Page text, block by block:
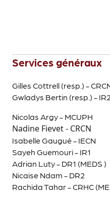
Services généraux
Gilles Cottrell (resp.) -
Gwladys Bertin (resp.) - IR2
Nicolas Argy - MCUPH
Nadine Fievet - CRCN
Isabelle Gaugué - IECN
Sayeh Guemouri - IR1
Adrian Luty - DR1 (MEDS )
Nicaise Ndam - DR2
Rachida Tahar - CRHC